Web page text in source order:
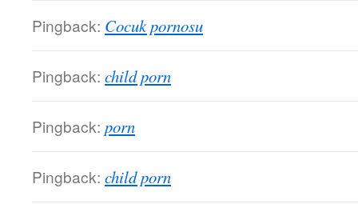
Pingback: Cocuk pornosu
Pingback: child porn
Pingback: porn
Pingback: child porn